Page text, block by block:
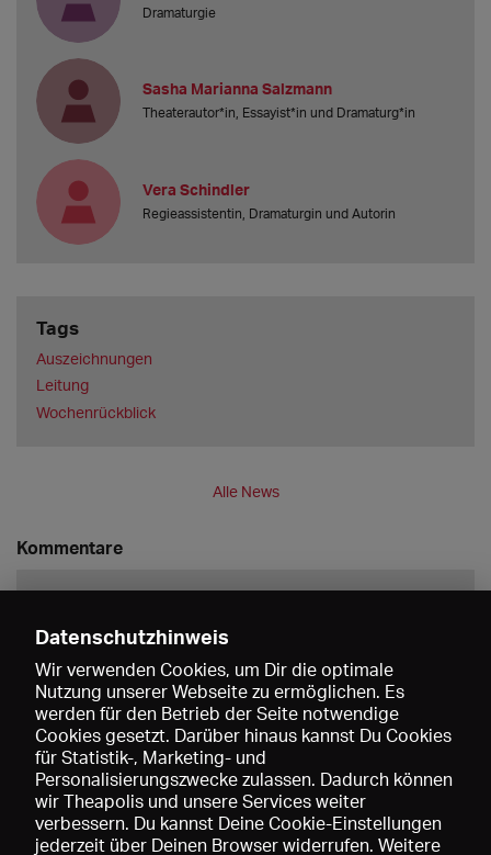
Dramaturgie
Sasha Marianna Salzmann
Theaterautor*in, Essayist*in und Dramaturg*in
Vera Schindler
Regieassistentin, Dramaturgin und Autorin
Tags
Auszeichnungen
Leitung
Wochenrückblick
Alle News
Kommentare
Speichern
Datenschutzhinweis
Wir verwenden Cookies, um Dir die optimale
Nutzung unserer Webseite zu ermöglichen. Es
werden für den Betrieb der Seite notwendige
Cookies gesetzt. Darüber hinaus kannst Du Cookies
für Statistik-, Marketing- und
Personalisierungszwecke zulassen. Dadurch können
wir Theapolis und unsere Services weiter
verbessern. Du kannst Deine Cookie-Einstellungen
jederzeit über Deinen Browser widerrufen. Weitere